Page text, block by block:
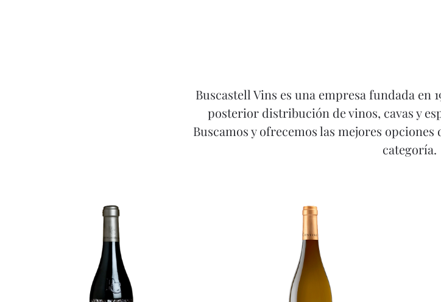
Buscastell Vins es una empresa fundada en
posterior distribución de vinos, cavas y
Buscamos y ofrecemos las mejores
categoría.